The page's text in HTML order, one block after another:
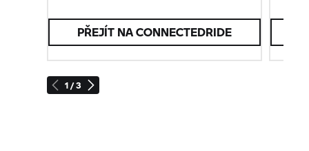
1 / 3
PŘEJÍT NA CONNECTEDRIDE